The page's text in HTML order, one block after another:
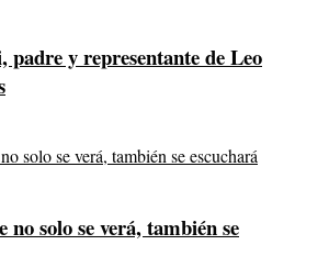
padre y representante de Leo
no solo se verá, también se